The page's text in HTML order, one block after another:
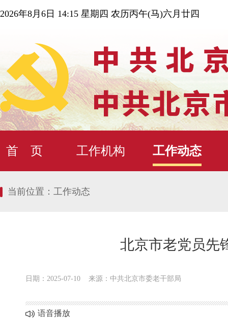
2026年8月6日 14:15 星期四 农历丙午(马)六月廿四
首 页 工作机构 工作动态
当前位置： 工作动态
北京市老党员先
日期：2025-07-10 来源：中共北京市委老干部局
语音播放